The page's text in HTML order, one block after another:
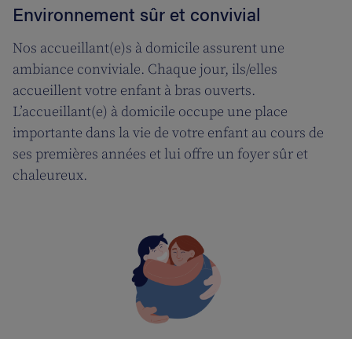
Environnement sûr et convivial
Nos accueillant(e)s à domicile assurent une
ambiance conviviale. Chaque jour, ils/elles
accueillent votre enfant à bras ouverts.
L’accueillant(e) à domicile occupe une place
importante dans la vie de votre enfant au cours de
ses premières années et lui offre un foyer sûr et
chaleureux.